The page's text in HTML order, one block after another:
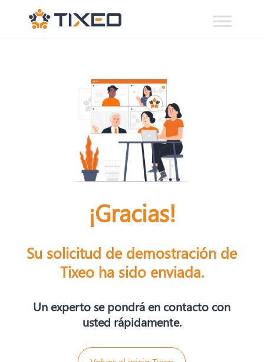
¡Gracias!
Su solicitud de demostración de
Tixeo ha sido enviada.
Un experto se pondrá en contacto con
usted rápidamente.